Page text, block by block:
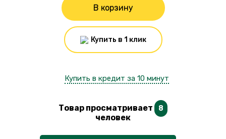
В корзину
Купить в 1 клик
Купить в кредит за 10 минут
Товар просматривает 8
человек